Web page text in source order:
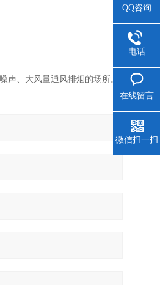
声、大风量通风排烟的场所。
QQ咨询
电话
在线留言
微信扫一扫